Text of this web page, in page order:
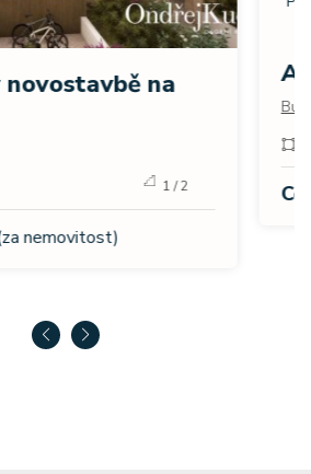
v Bulharsku
Kč(za nemovitost)